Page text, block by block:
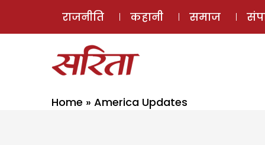
राजनीति कहानी समाज
Home » America Updates